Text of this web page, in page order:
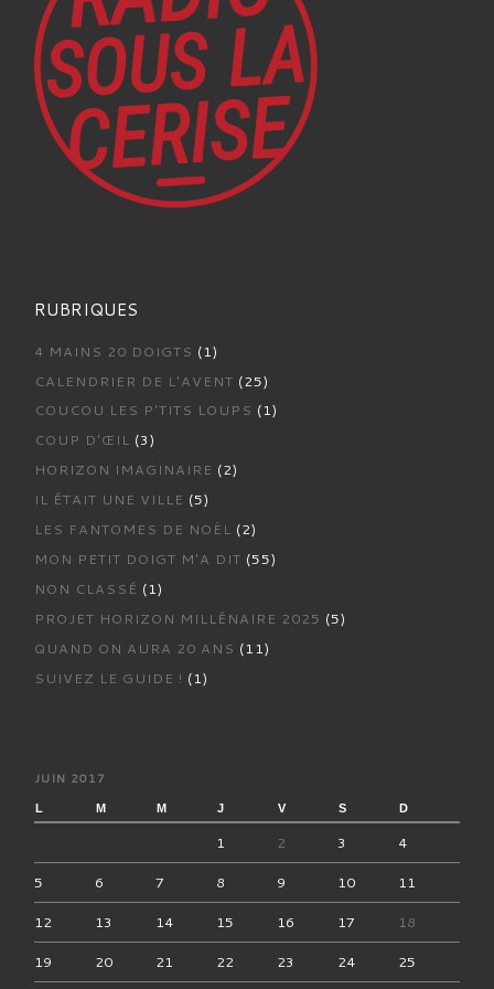
RUBRIQUES
4 MAINS 20 DOIGTS (1)
CALENDRIER DE L'AVENT (25)
COUCOU LES P'TITS LOUPS (1)
COUP D'ŒIL (3)
HORIZON IMAGINAIRE (2)
IL ÉTAIT UNE VILLE (5)
LES FANTOMES DE NOËL (2)
MON PETIT DOIGT M'A DIT (55)
NON CLASSÉ (1)
PROJET HORIZON MILLÉNAIRE 2025 (5)
QUAND ON AURA 20 ANS (11)
SUIVEZ LE GUIDE ! (1)
JUIN 2017
L M M J V S D
1 2 3
4
5
6 7 8 9 10
11
12
13 14 15 16 17
18
19
20 21 22 23 24 25